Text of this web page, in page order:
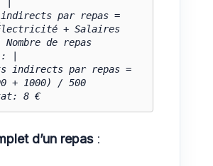
+ Salaires
de repas
+ 1000) / 500
8 €
d’un repas: